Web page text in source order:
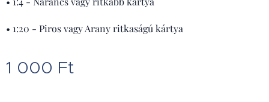
• 1:20 - Piros vagy Arany ritkaságú kártya
1 000 Ft